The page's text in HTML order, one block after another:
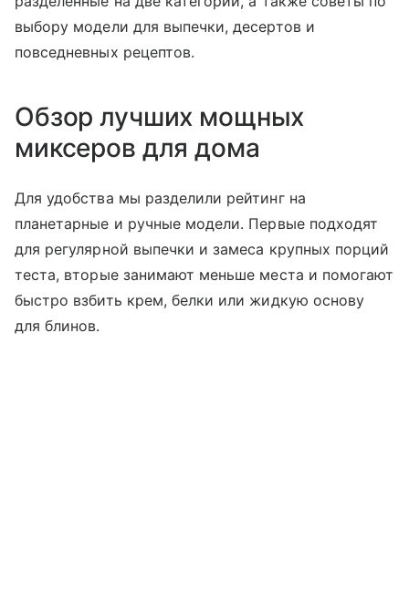
выбору модели для выпечки, десертов и
повседневных рецептов.
Обзор лучших мощных
миксеров для дома
Для удобства мы разделили рейтинг на
планетарные и ручные модели. Первые подходят
для регулярной выпечки и замеса крупных порций
теста, вторые занимают меньше места и помогают
быстро взбить крем, белки или жидкую основу
для блинов.